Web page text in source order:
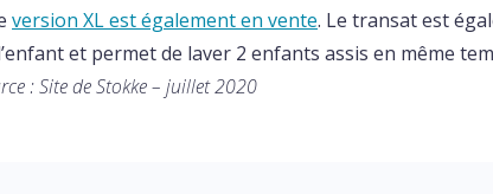
version XL est également en vente. Le transat est
et permet de laver 2 enfants assis en même
: Site de Stokke – juillet 2020